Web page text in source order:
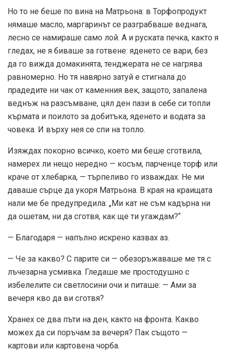
Но то не беше по вина на Матрьона: в Торфопродукт
нямаше масло, маргаринът се разграбваше веднага,
лесно се намираше само лой. А и руската печка, както я
гледах, не я биваше за готвене: яденето се вари, без
да го вижда домакинята, тенджерата не се нагрява
равномерно. Но тя навярно затуй е стигнала до
прадедите ни чак от каменния век, защото, запалена
веднъж на разсъмване, цял ден пази в себе си топли
кърмата и поилото за добитъка, яденето и водата за
човека. И върху нея се спи на топло.
Изяждах покорно всичко, което ми беше сготвила,
намерех ли нещо нередно — косъм, парченце торф или
краче от хлебарка, — търпеливо го изваждах. Не ми
даваше сърце да укоря Матрьона. В края на краищата
нали ме бе предупредила: „Ми кат не съм кадърна ни
да ошетам, ни да сготвя, как ще ти угаждам?“
— Благодаря — напълно искрено казвах аз.
— Че за какво? С парите си — обезоръжаваше ме тя с
лъчезарна усмивка. Гледаше ме простодушно с
избелелите си светлосини очи и питаше: — Ами за
вечеря кво да ви сготвя?
Хранех се два пъти на ден, както на фронта. Какво
можех да си поръчам за вечеря? Пак същото —
картови или картовена чорба.